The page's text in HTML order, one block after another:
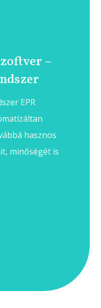
–
EPR
hasznos
minőségét is